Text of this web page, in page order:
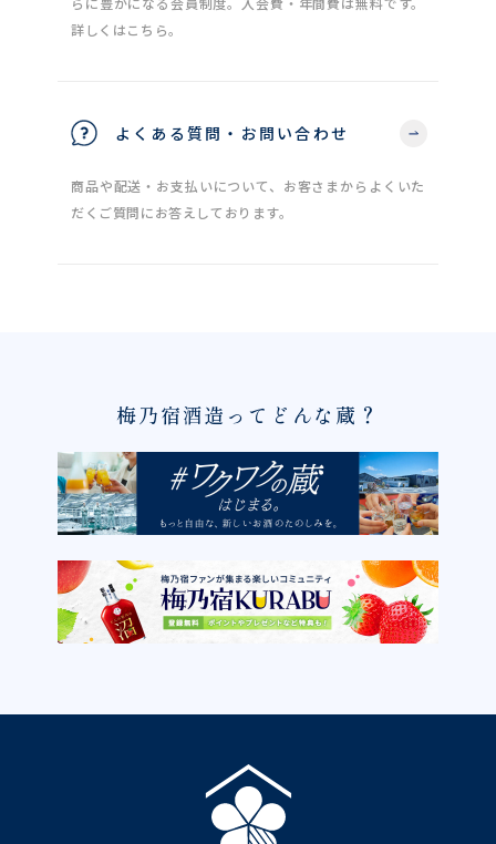
詳しくはこちら。
よくある質問・お問い合わせ
商品や配送・お支払いについて、お客さまからよくいた
だくご質問にお答えしております。
梅乃宿酒造ってどんな蔵？